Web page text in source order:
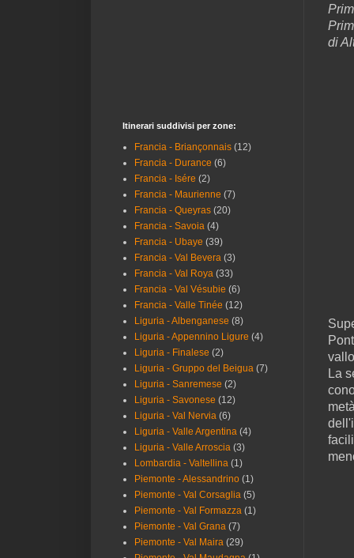
di
La
Itinerari suddivisi per zone:
Francia - Briançonnais (12)
Francia - Durance (6)
Francia - Isére (2)
Francia - Maurienne (7)
Francia - Queyras (20)
Francia - Savoia (4)
Francia - Ubaye (39)
Francia - Val Bevera (3)
Francia - Val Roya (33)
Francia - Val Vésubie (6)
Francia - Valle Tinée (12)
Liguria - Albenganese (8)
Liguria - Appennino Ligure (4)
Liguria - Finalese (2)
Liguria - Gruppo del Beigua (7)
Liguria - Sanremese (2)
Liguria - Savonese (12)
Liguria - Val Nervia (6)
Liguria - Valle Argentina (4)
Liguria - Valle Arroscia (3)
Lombardia - Valtellina (1)
Piemonte - Alessandrino (1)
Piemonte - Val Corsaglia (5)
Piemonte - Val Formazza (1)
Piemonte - Val Grana (7)
Piemonte - Val Maira (29)